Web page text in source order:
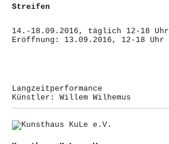
Streifen
14.-18.09.2016, täglich 12-18 Uhr
Eröffnung: 13.09.2016, 12-18 Uhr
Langzeitperformance
Künstler: Willem Wilhemus